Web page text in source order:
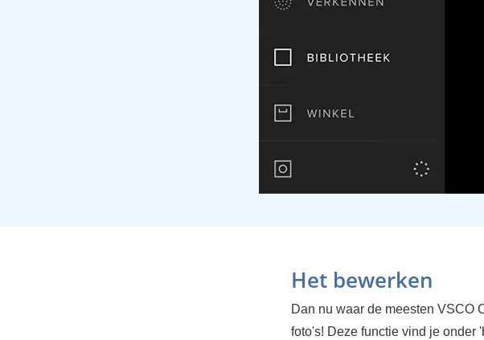
Het bewerken
Dan nu waar de meesten VSCO
foto's! Deze functie vind je onder